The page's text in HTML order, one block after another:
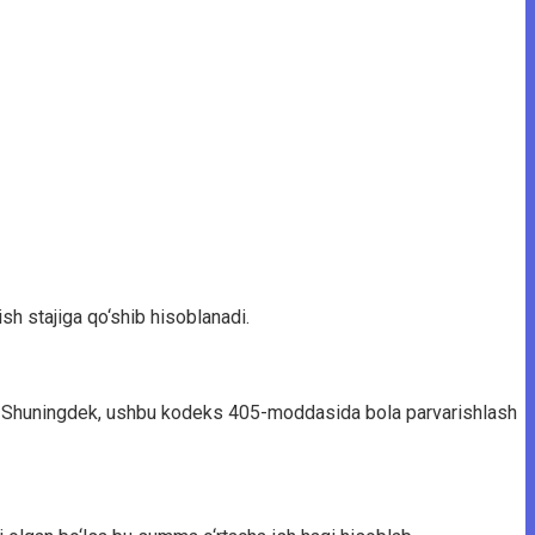
stajiga qo‘shib hisoblanadi.
ushbu kodeks 405-moddasida bola parvarishlash